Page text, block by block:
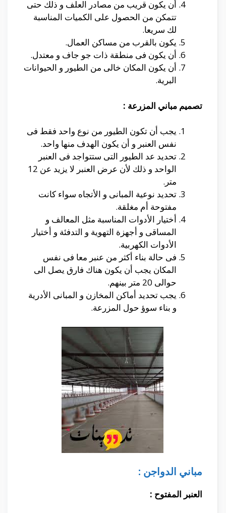
أن يكون قريب من مصادر العلف و ذلك حتى
تتمكن من الحصول على الكميات المناسبة
لك سريعا.
يكون بالقرب من مساكن العمال.
أن يكون فى منطقة ذات جو جاف و معتدل.
أن يكون المكان خالى من الطيور و الحيوانات
البرية.
تصميم مباني المزرعة :
يجب أن تكون الطيور من نوع واحد فقط فى
نفس العنبر و أن يكون الهدف منها واحد.
تحديد عد الطيور التى ستتواجد فى العنبر
الواحد و ذلك لأن عرض العنبر لا يزيد عن 12
متر.
تحديد نوعية المبانى و الأتجاه سواء كانت
مفتوحة أم مغلقة.
أختيار الأدوات المناسبة مثل المعالف و
المساقى و أجهزة التهوية و التدفئة و أختيار
الأدوات الكهربية.
فى حالة بناء أكثر من عنبر معا فى نفس
المكان يجب أن يكون هناك فارق يصل الى
حوالى 20 متر بينهم.
يجب تحديد أماكن المخازن و المبانى الأدرية
و بناء سوؤ حول المزرعة.
مباني الدواجن :
العنبر المفتوح :